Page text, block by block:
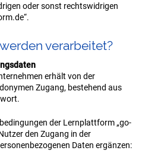
oder sonst rechtswidrigen
ver­ar­bei­tet?
erhält von der
Zugang, bestehend aus
der Lernplattform „go-
den Zugang in der
Daten ergänzen: